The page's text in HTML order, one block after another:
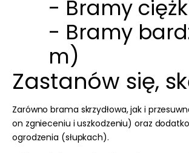
- Bramy
- Bramy
m)
Zastanów się,
Zarówno brama skrzydłowa, jak i
on zgnieceniu i uszkodzeniu) oraz
ogrodzenia (słupkach).